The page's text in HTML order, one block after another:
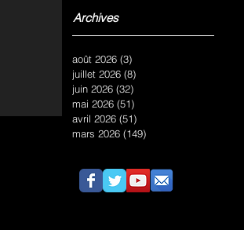
Archives
août 2026 (3)
juillet 2026 (8)
juin 2026 (32)
mai 2026 (51)
avril 2026 (51)
mars 2026 (149)